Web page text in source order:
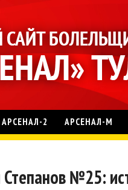
АРСЕНАЛ-2 АРСЕНАЛ-М
№25: